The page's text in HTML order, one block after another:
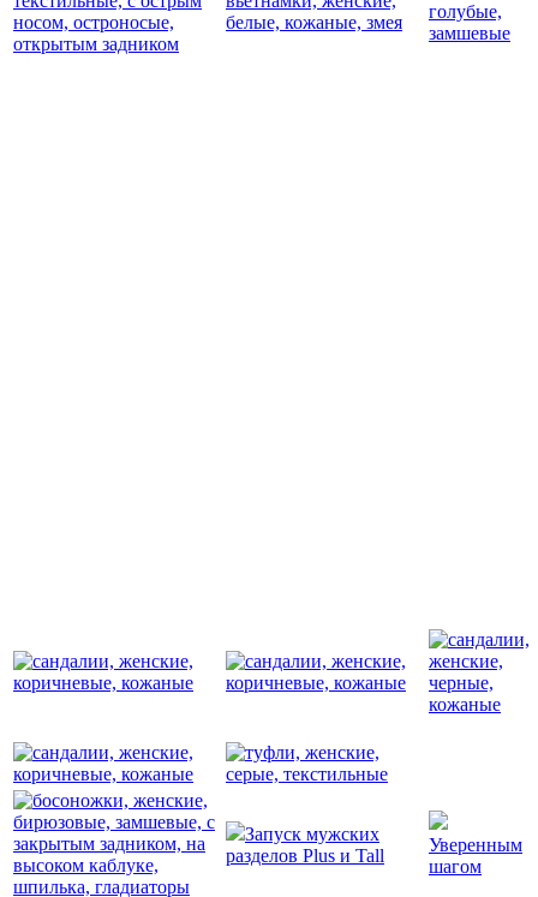
Запуск мужских
разделов Plus и Tall
Уверенным
шагом